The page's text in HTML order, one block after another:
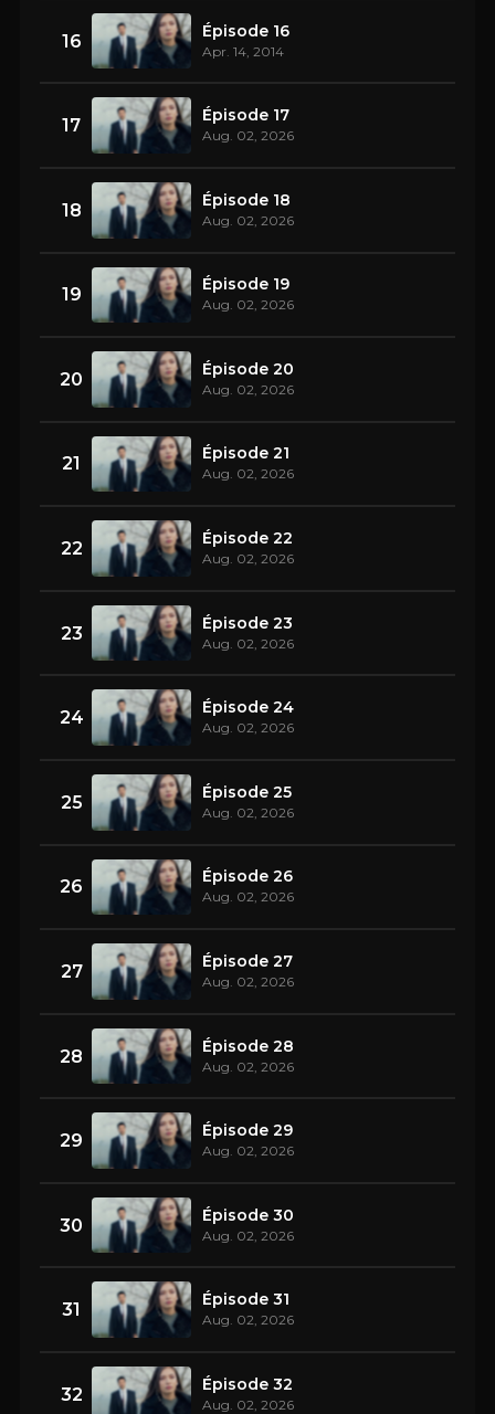
16 Épisode 16
Apr. 14, 2014
17 Épisode 17
Aug. 02, 2026
18 Épisode 18
Aug. 02, 2026
19 Épisode 19
Aug. 02, 2026
20 Épisode 20
Aug. 02, 2026
21 Épisode 21
Aug. 02, 2026
22 Épisode 22
Aug. 02, 2026
23 Épisode 23
Aug. 02, 2026
24 Épisode 24
Aug. 02, 2026
25 Épisode 25
Aug. 02, 2026
26 Épisode 26
Aug. 02, 2026
27 Épisode 27
Aug. 02, 2026
28 Épisode 28
Aug. 02, 2026
29 Épisode 29
Aug. 02, 2026
30 Épisode 30
Aug. 02, 2026
31 Épisode 31
Aug. 02, 2026
32 Épisode 32
Aug. 02, 2026